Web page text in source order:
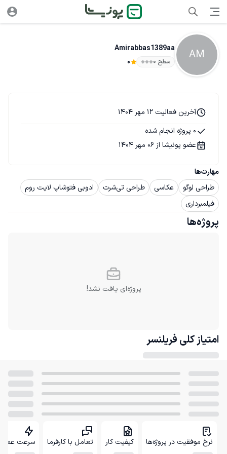
AM
Amirabbas1389aa
سطح ۰ 0
مهارت‌ها
طراحی لوگو
عکاسی طراحی تی‌شرت
ادوبی فتوشاپ لایت روم
فیلمبرداری
آخرین فعالیت 12 مهر 1404
0 پروژه انجام شده
عضو پونیشا از 06 مهر 1404
پروژه‌ها
پروژه‌ای یافت نشد!
امتیاز کلی فریلنسر
نرخ موفقیت در پروژه‌ها کیفیت کار تعامل با کارفرما سرعت عمل